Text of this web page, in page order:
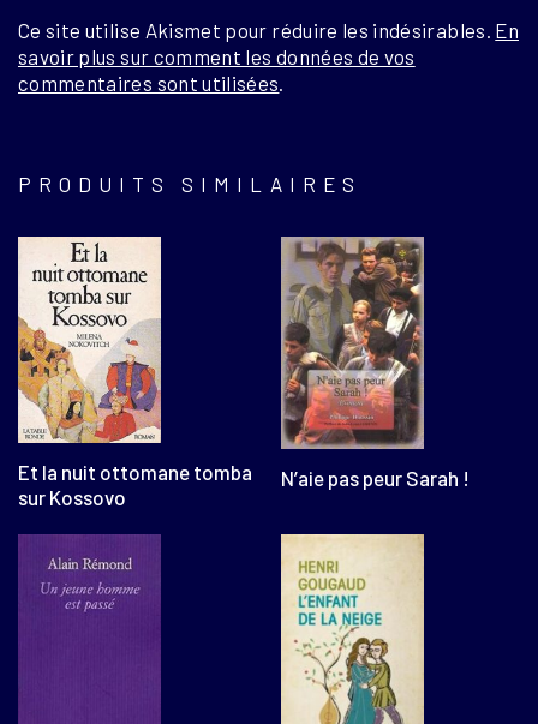
Ce site utilise Akismet pour réduire les indésirables. En
savoir plus sur comment les données de vos
commentaires sont utilisées
PRODUITS SIMILAIRES
Et la nuit ottomane tomba
sur Kossovo
N’aie pas peur Sarah !